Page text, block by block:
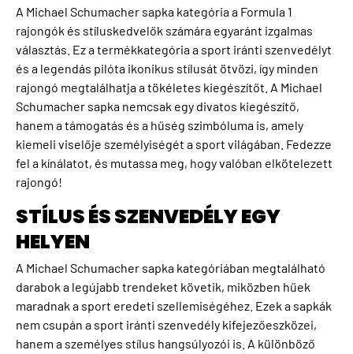
A Michael Schumacher sapka kategória a Formula 1
rajongók és stíluskedvelők számára egyaránt izgalmas
választás. Ez a termékkategória a sport iránti szenvedélyt
és a legendás pilóta ikonikus stílusát ötvözi, így minden
rajongó megtalálhatja a tökéletes kiegészítőt. A Michael
Schumacher sapka nemcsak egy divatos kiegészítő,
hanem a támogatás és a hűség szimbóluma is, amely
kiemeli viselője személyiségét a sport világában. Fedezze
fel a kínálatot, és mutassa meg, hogy valóban elkötelezett
rajongó!
STÍLUS ÉS SZENVEDÉLY EGY
HELYEN
A Michael Schumacher sapka kategóriában megtalálható
darabok a legújabb trendeket követik, miközben hűek
maradnak a sport eredeti szellemiségéhez. Ezek a sapkák
nem csupán a sport iránti szenvedély kifejezőeszközei,
hanem a személyes stílus hangsúlyozói is. A különböző